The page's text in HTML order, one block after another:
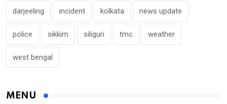
darjeeling incident kolkata news update
police sikkim siliguri tmc weather
west bengal
MENU